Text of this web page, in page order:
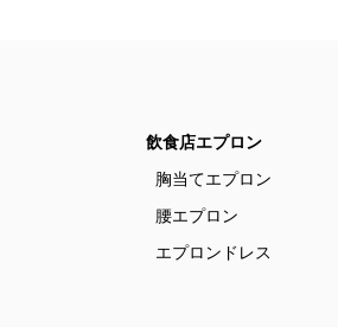
飲食店エプロン
胸当てエプロン
腰エプロン
エプロンドレス